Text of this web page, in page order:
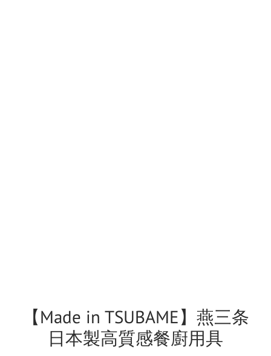
【Made in TSUBAME】燕三条
日本製高質感餐廚用具